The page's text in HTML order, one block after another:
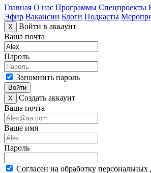
Главная О нас Программы Спецпроекты
Эфир Вакансии Блоги Подкасты
X
Войти в аккаунт
Ваша почта
Пароль
Запомнить пароль
Войти
X
Создать аккаунт
Ваша почта
Ваше имя
Пароль
Согласен на обработку